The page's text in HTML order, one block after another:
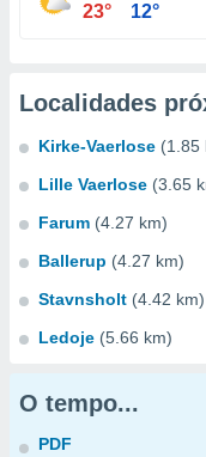
23° 12°
Localidades
Kirke-Vaerlose (1.85
Lille Vaerlose (3.65
Farum (4.27 km)
Ballerup (4.27 km)
Stavnsholt (4.42 km)
Ledoje (5.66 km)
O tempo...
PDF